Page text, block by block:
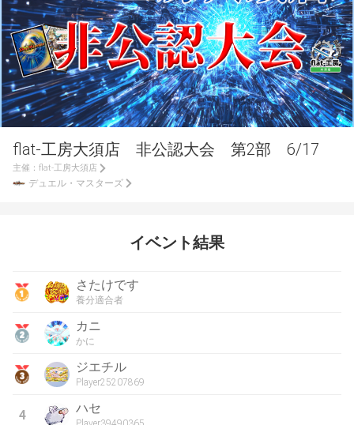
flat-工房大須店 非公認大会 第2部 6/17
主催： flat-工房大須店
デュエル・マスターズ
イベント結果
さたけです
養分適合者
カニ
かに
ジエチル
Player25207869
4 ハセ